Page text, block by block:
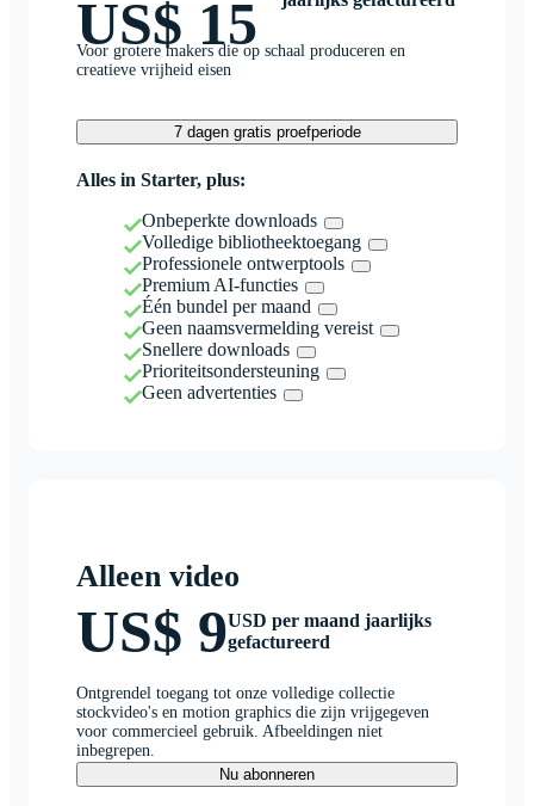
US$ 15
Voor grotere makers die op schaal produceren en
creatieve vrijheid eisen
7 dagen gratis proefperiode
Alles in Starter, plus:
Onbeperkte downloads
Volledige bibliotheektoegang
Professionele ontwerptools
Premium AI-functies
Één bundel per maand
Geen naamsvermelding vereist
Snellere downloads
Prioriteitsondersteuning
Geen advertenties
Alleen video
US$ 9USD per maand jaarlijks
gefactureerd
Ontgrendel toegang tot onze volledige collectie
stockvideo's en motion graphics die zijn vrijgegeven
voor commercieel gebruik. Afbeeldingen niet
inbegrepen.
Nu abonneren